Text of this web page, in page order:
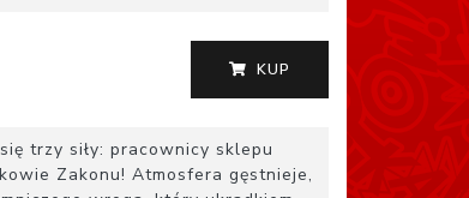
KUP
trzy siły: pracownicy sklepu
Zakonu! Atmosfera gęstnieje,